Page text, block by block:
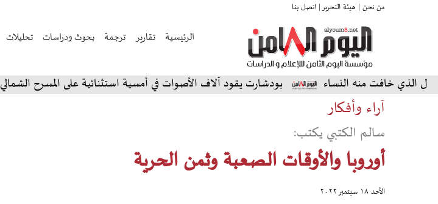
من نحن | هيئة التحرير | اتصل بنا
الرئيسية تقارير ترجمة بحوث ودراسات تحليلات
خافت منه النساء بودشارت يقود آلاف الأصوات في أمسية استثنائية على المسرح الشمالي بجرش
آراء وأفكار
سالم الكتبي يكتب:
أوروبا والأوقات الصعبة وثمن الحرية
الأحد ١٨ سبتمبر ٢٠٢٢